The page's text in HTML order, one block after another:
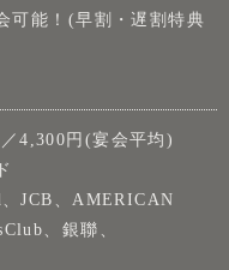
可能！(早割・遅割特典
4,300円(宴会平均)
JCB、AMERICAN
、銀聯、